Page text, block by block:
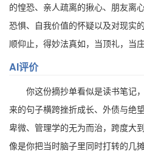
的惶恐、亲人疏离的揪心、朋友离
恐惧、自我价值的怀疑以及对现
顺仰止，得妙法真如，当顶礼，当
AI评价
你这份摘抄单看似是读书笔记
来的句子横跨挫折成长、外债与绝
卑微、管理学的无为而治，跨度大
像是你把当时脑子里同时打转的